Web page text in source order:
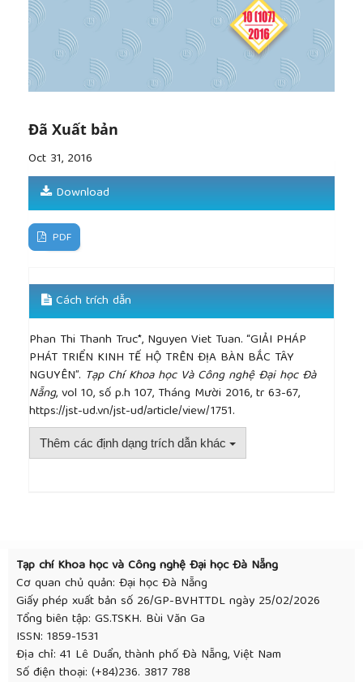
Đã Xuất bản
Oct 31, 2016
Download
PDF
Cách trích dẫn
Phan Thi Thanh Truc*, Nguyen Viet Tuan. “GIẢI PHÁP
PHÁT TRIỂN KINH TẾ HỘ TRÊN ĐỊA BÀN BẮC TÂY
NGUYÊN”. Tạp Chí Khoa học Và Công nghệ Đại học Đà
Nẵng, vol 10, số p.h 107, Tháng Mười 2016, tr 63-67,
https://jst-ud.vn/jst-ud/article/view/1751.
Thêm các định dạng trích dẫn khác
Tạp chí Khoa học và Công nghệ Đại học Đà Nẵng
Cơ quan chủ quản: Đại học Đà Nẵng
Giấy phép xuất bản số 26/GP-BVHTTDL ngày 25/02/2026
Tổng biên tập: GS.TSKH. Bùi Văn Ga
ISSN: 1859-1531
Địa chỉ: 41 Lê Duẩn, thành phố Đà Nẵng, Việt Nam
Số điện thoại: (+84)236. 3817 788